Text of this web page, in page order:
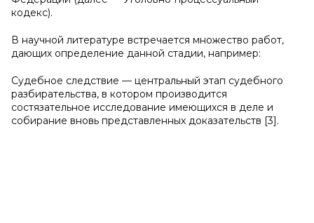
кодекс).
В научной литературе встречается множество работ,
дающих определение данной стадии, например:
Судебное следствие — центральный этап судебного
разбирательства, в котором производится
состязательное исследование имеющихся в деле и
собирание вновь представленных доказательств [3].